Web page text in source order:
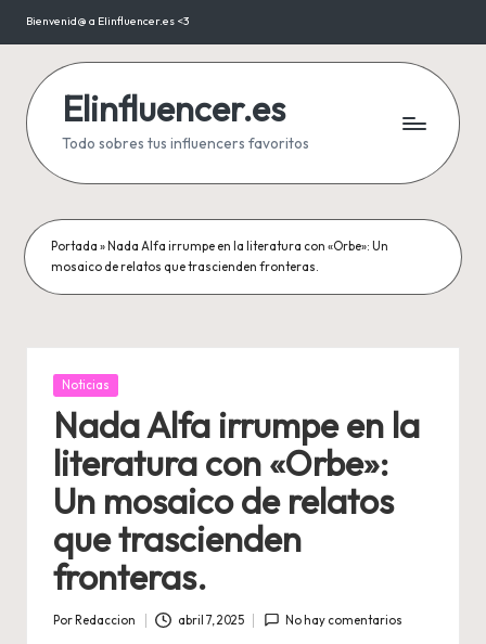
Saltar
contenido
Bienvenid@ a Elinfluencer.es <3
Elinfluencer.es
Todo sobres tus influencers favoritos
Portada » Nada Alfa irrumpe en la literatura con «Orbe»: Un
mosaico de relatos que trascienden fronteras.
Publicada
Noticias
Nada Alfa irrumpe en la
literatura con «Orbe»:
Un mosaico de relatos
que trascienden
fronteras.
Por Redaccion abril 7, 2025 No hay comentarios